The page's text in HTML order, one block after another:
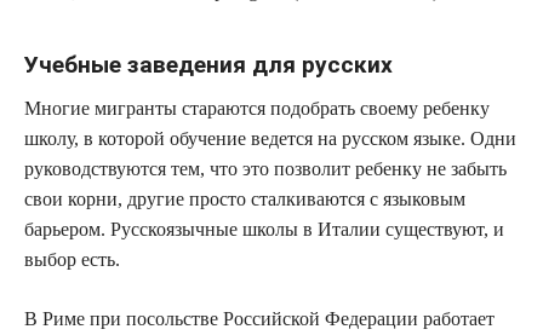
Учебные заведения для русских
Многие мигранты стараются подобрать своему ребенку
школу, в которой обучение ведется на русском языке. Одни
руководствуются тем, что это позволит ребенку не забыть
свои корни, другие просто сталкиваются с языковым
барьером. Русскоязычные школы в Италии существуют, и
выбор есть.
В Риме при посольстве Российской Федерации работает